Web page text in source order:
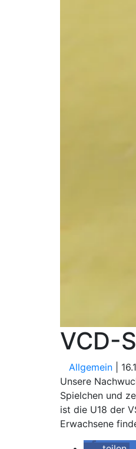
VCD-
Allgemein |
Unsere
Spielchen und
ist die U18 der
Erwachsene